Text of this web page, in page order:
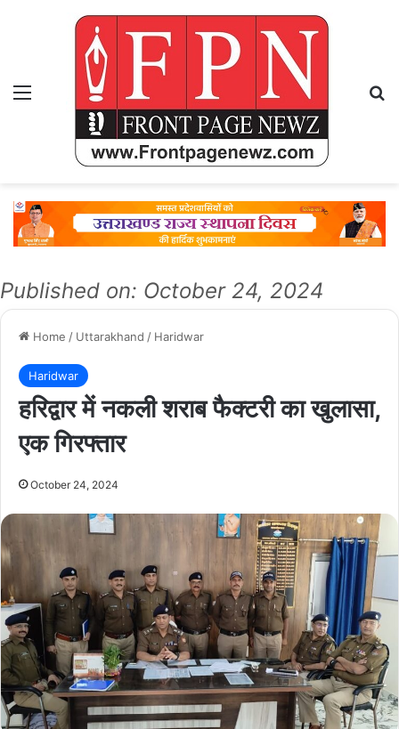
Menu
Published on: October 24, 2024
Home / Uttarakhand / Haridwar
Haridwar
हरिद्वार में नकली शराब फैक्टरी का खुलासा,
एक गिरफ्तार
October 24, 2024